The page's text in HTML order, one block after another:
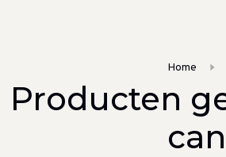
Home
Producten